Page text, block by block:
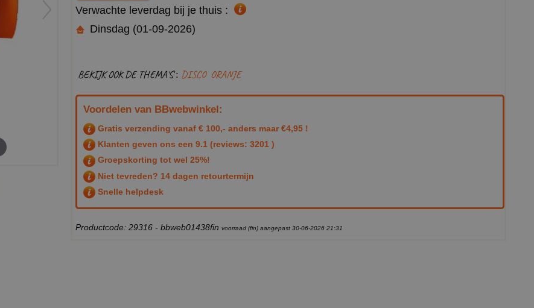
Verwachte leverdag bij je thuis :
Dinsdag (01-09-2026)
BEKIJK OOK DE THEMA'S : DISCO ORANJE
Voordelen van BBwebwinkel:
Gratis verzending vanaf € 100,- anders maar €4,95 !
Klanten geven ons een 9.1 (reviews: 3201 )
Groepskorting tot wel 25%!
Niet tevreden? 14 dagen retourtermijn
Snelle helpdesk
Productcode: 29316 - bbweb01438fin voorraad (fin) aangepast 30-06-2026 21:31